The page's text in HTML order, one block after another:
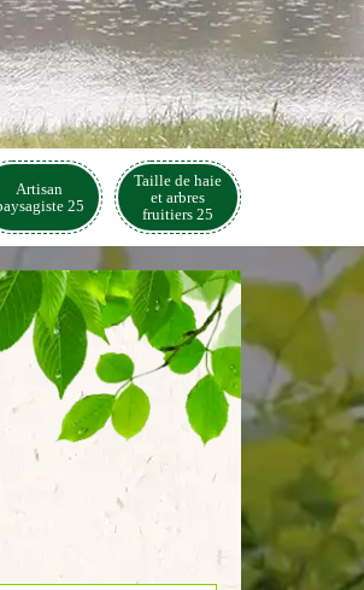
Artisan
25
Taille de haie
et arbres
fruitiers 25